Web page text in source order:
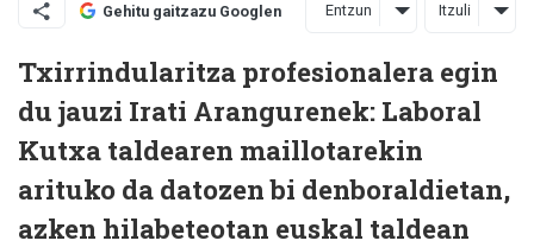
Gehitu gaitzazu Googlen Entzun Itzuli
Txirrindularitza profesionalera egin
du jauzi Irati Arangurenek: Laboral
Kutxa taldearen maillotarekin
arituko da datozen bi denboraldietan,
azken hilabeteotan euskal taldean